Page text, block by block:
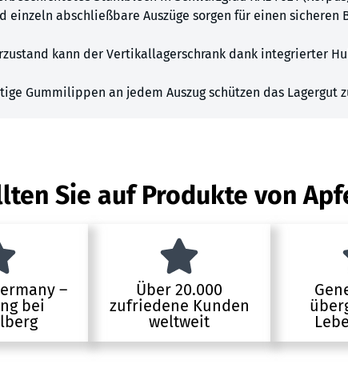
einzeln abschließbare Auszüge sorgen für einen
kann der Vertikallagerschrank dank integrierter
Gummilippen an jedem Auszug schützen das Lagergut
Sie auf Produkte von
–
bei
Über 20.000
zufriedene Kunden
weltweit